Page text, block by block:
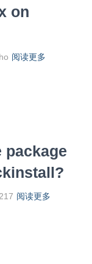
on
阅读更多
package
阅读更多